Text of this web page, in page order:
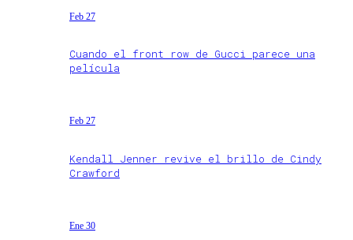
Feb 27
Cuando el front row de Gucci parece una
película
Feb 27
Kendall Jenner revive el brillo de Cindy
Crawford
Ene 30